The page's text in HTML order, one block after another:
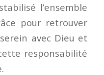
l’ensemble
pour retrouver
avec Dieu et
responsabilité